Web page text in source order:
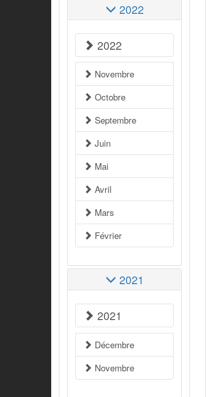
2022
2022
Novembre
Octobre
Septembre
Juin
Mai
Avril
Mars
Février
2021
2021
Décembre
Novembre